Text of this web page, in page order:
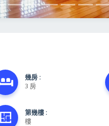
幾房 :
3 房
第幾樓 :
樓